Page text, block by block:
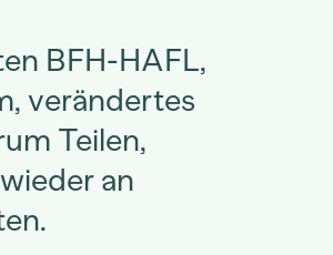
BFH-HAFL,
verändertes
Teilen,
an